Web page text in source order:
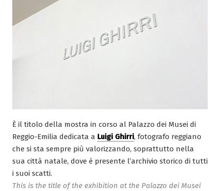
È il titolo della mostra in corso al Palazzo dei Musei di
Reggio-Emilia dedicata a Luigi Ghirri, fotografo reggiano
che si sta sempre più valorizzando, soprattutto nella
sua città natale, dove è presente l’archivio storico di tutti
i suoi scatti.
This is the title of the exhibition at the Palazzo dei Musei